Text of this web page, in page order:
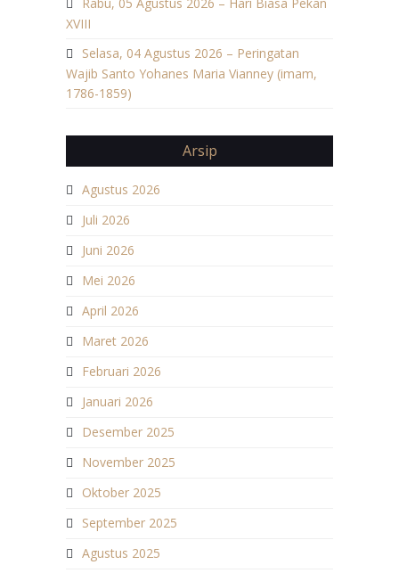
XVIII
Selasa, 04 Agustus 2026 – Peringatan
Wajib Santo Yohanes Maria Vianney (imam,
1786-1859)
Arsip
Agustus 2026
Juli 2026
Juni 2026
Mei 2026
April 2026
Maret 2026
Februari 2026
Januari 2026
Desember 2025
November 2025
Oktober 2025
September 2025
Agustus 2025